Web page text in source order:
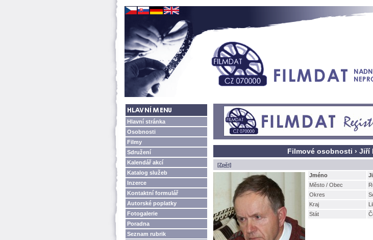
Hlavní stránka
Osobnosti
Filmy
Sdružení
Kalendář akcí
Katalog služeb
Inzerce
Kontaktní formulář
Autorské poplatky
Fotogalerie
Poradna
Seznam rubrik
Filmové osobnosti › Jiří
[Zpět]
Jméno
Město / Obec
Okres
Kraj
Stát